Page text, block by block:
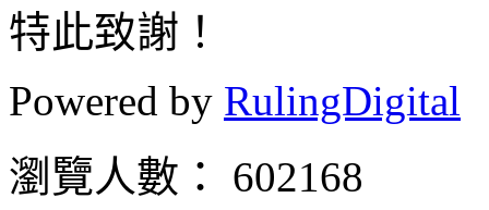
特此致謝！
Powered by RulingDigital
瀏覽人數： 602168